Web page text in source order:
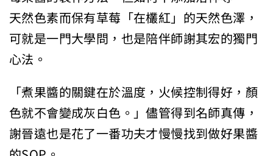
天然色素而保有草莓「在欉紅」的天然色澤，
可就是一門大學問，也是陪伴師謝其宏的獨門
心法。
「煮果醬的關鍵在於溫度，火候控制得好，顏
色就不會變成灰白色。」儘管得到名師真傳，
謝晉遠也是花了一番功夫才慢慢找到做好果醬